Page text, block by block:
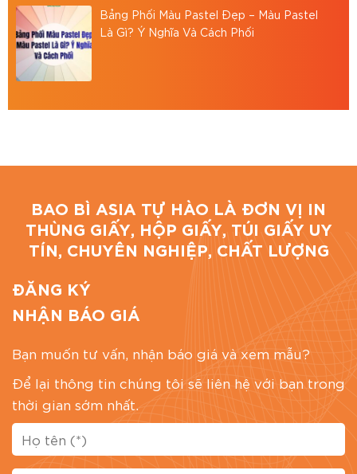
Bình, TP.HCM
Hotline: 0867 886 811
Email: baobiasiavn@gmail.com
Website: https://baobiasia.com
Bảng Phối Màu Pastel Đẹp – Màu Pastel
Là Gì? Ý Nghĩa Và Cách Phối
BAO BÌ ASIA TỰ HÀO LÀ ĐƠN VỊ IN
THÙNG GIẤY, HỘP GIẤY, TÚI GIẤY UY
TÍN, CHUYÊN NGHIỆP, CHẤT LƯỢNG
ĐĂNG KÝ
NHẬN BÁO GIÁ
Bạn muốn tư vấn, nhận báo giá và xem mẫu?
Để lại thông tin chúng tôi sẽ liên hệ với bạn trong
thời gian sớm nhất.